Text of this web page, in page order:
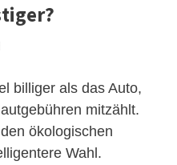
billiger als das Auto,
mitzählt.
ökologischen
Wahl.